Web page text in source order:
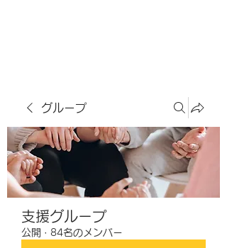
グループ
支援グループ
公開 · 84名のメンバー